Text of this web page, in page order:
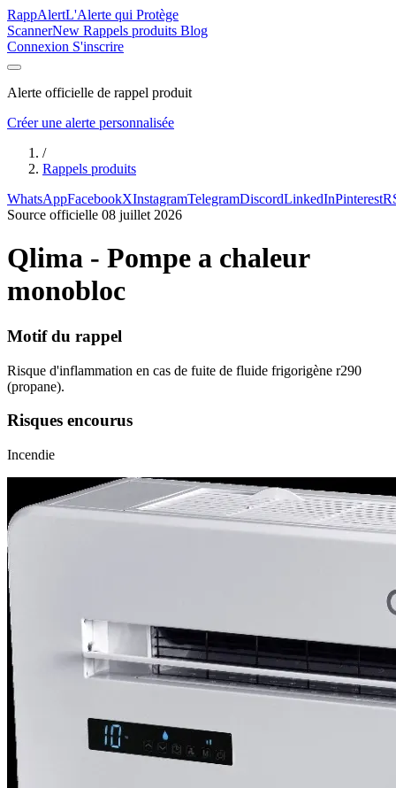
RappAlertL'Alerte qui Protège
ScannerNew Rappels produits Blog
Connexion S'inscrire
Alerte officielle de rappel produit
Créer une alerte personnalisée
/
Rappels produits
WhatsAppFacebookXInstagramTelegramDiscordLinkedInPinterest
Source officielle 08 juillet 2026
Qlima - Pompe a chaleur
monobloc
Motif du rappel
Risque d'inflammation en cas de fuite de fluide frigorigène r290
(propane).
Risques encourus
Incendie